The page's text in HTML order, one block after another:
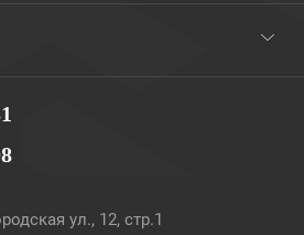
ул., 12, стр.1